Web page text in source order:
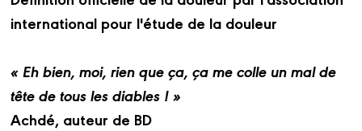
international pour l'étude de la douleur
« Eh bien, moi, rien que ça, ça me colle un mal de
tête de tous les diables ! »
Achdé, auteur de BD